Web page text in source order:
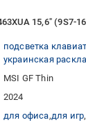
15,6" (9S7-
подсветка
украинская
MSI GF Thin
2024
для офиса для игр